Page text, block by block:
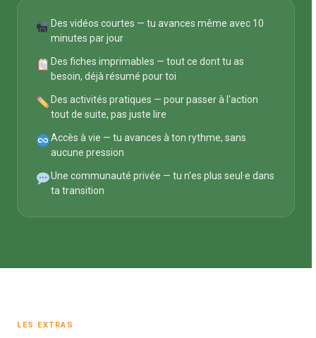
Des vidéos courtes — tu avances même avec 10
minutes par jour
Des fiches imprimables — tout ce dont tu as
besoin, déjà résumé pour toi
Des activités pratiques — pour passer à l'action
tout de suite, pas juste lire
Accès à vie — tu avances à ton rythme, sans
aucune pression
Une communauté privée — tu n'es plus seul·e dans
ta transition
LES EXTRAS